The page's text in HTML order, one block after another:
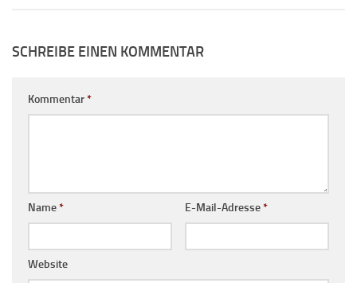
SCHREIBE EINEN KOMMENTAR
Kommentar*
Name* E-Mail-Adresse*
Website